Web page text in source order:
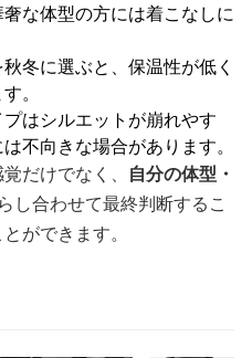
な体型の方には着こなしに
冬に選ぶと、保温性が低く
。
はシルエットが崩れやす
不向きな場合があります。
だけでなく、 自分の体型・
し合わせて最終判断するこ
ができます。